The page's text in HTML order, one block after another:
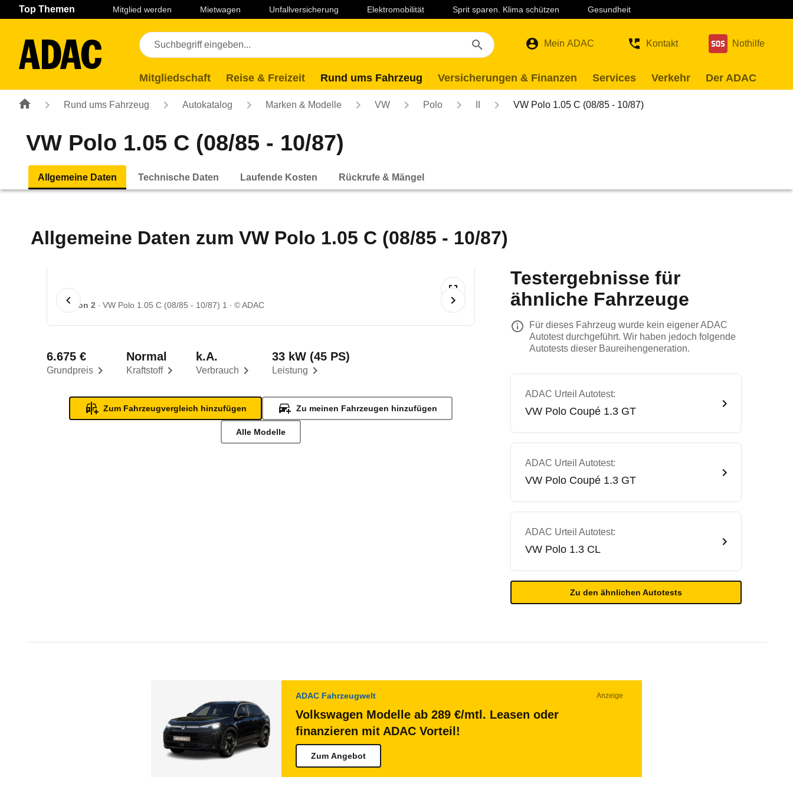
Navigation Seiteninhalt Fußzeile
Top Themen Mitglied werden Mietwagen Unfallversicherung Elektromobilität Sprit sparen. Klima schützen Gesundheit
Mein ADAC Kontakt Nothilfe
Mitgliedschaft Reise & Freizeit Rund ums Fahrzeug Versicherungen & Finanzen Services Verkehr Der ADAC
Rund ums Fahrzeug Autokatalog Marken & Modelle VW Polo VW Polo 1.05 C (08/85 - 10/87)
VW Polo 1.05 C (08/85 - 10/87)
Allgemeine Daten Technische Daten Laufende Kosten Rückrufe & Mängel
Allgemeine Daten zum VW Polo 1.05 C (08/85 - 10/87)
1 von 2 VW Polo 1.05 C (08/85 - 10/87) 1 © ADAC
Grundpreis
6.675 €
Kraftstoff
Normal
Verbrauch
k.A.
Leistung
33 kW (45 PS)
Zum Fahrzeugvergleich hinzufügen Zu meinen Fahrzeugen hinzufügen
Alle Modelle
Testergebnisse für
ähnliche Fahrzeuge
Für dieses Fahrzeug wurde kein eigener ADAC
Autotest durchgeführt. Wir haben jedoch folgende
Autotests dieser Baureihengeneration.
ADAC Urteil Autotest:
VW Polo Coupé 1.3 GT
ADAC Urteil Autotest:
VW Polo Coupé 1.3 GT
ADAC Urteil Autotest:
VW Polo 1.3 CL
Zu den ähnlichen Autotests
ADAC Fahrzeugwelt Anzeige
Volkswagen Modelle ab 289 €/mtl. Leasen oder
finanzieren mit ADAC Vorteil!
Zum Angebot